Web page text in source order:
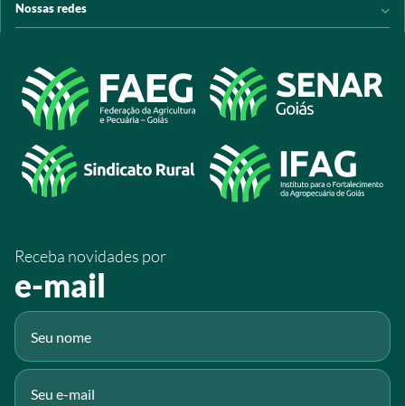
Arrecadação
Programas e Serviços
Acesso à Informação
Nossas redes
@sistemafaeg
/SistemaFaeg
/sistemafaeg
/SistemaFaeg
Receba novidades por
e-mail